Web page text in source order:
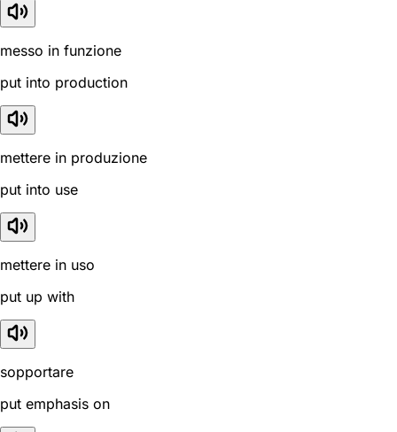
messo in funzione
put into production
mettere in produzione
put into use
mettere in uso
put up with
sopportare
put emphasis on